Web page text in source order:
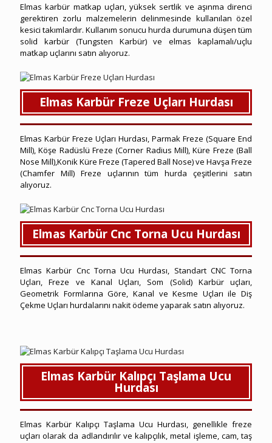
Elmas karbür matkap uçları, yüksek sertlik ve aşınma direnci
gerektiren zorlu malzemelerin delinmesinde kullanılan özel
kesici takımlardır. Kullanım sonucu hurda durumuna düşen tüm
solid karbür (Tungsten Karbür) ve elmas kaplamalı/uçlu
matkap uçlarını satın alıyoruz.
Elmas Karbür Freze Uçları Hurdası
Elmas Karbür Freze Uçları Hurdası, Parmak Freze (Square End
Mill), Köşe Radüslü Freze (Corner Radius Mill), Küre Freze (Ball
Nose Mill),Konik Küre Freze (Tapered Ball Nose) ve Havşa Freze
(Chamfer Mill) Freze uçlarının tüm hurda çeşitlerini satın
alıyoruz.
Elmas Karbür Cnc Torna Ucu Hurdası
Elmas Karbür Cnc Torna Ucu Hurdası, Standart CNC Torna
Uçları, Freze ve Kanal Uçları, Som (Solid) Karbür uçları,
Geometrik Formlarına Göre, Kanal ve Kesme Uçları ile Diş
Çekme Uçları hurdalarını nakit ödeme yaparak satın alıyoruz.
Elmas Karbür Kalıpçı Taşlama Ucu
Hurdası
Elmas Karbür Kalıpçı Taşlama Ucu Hurdası, genellikle freze
uçları olarak da adlandırılır ve kalıpçılık, metal işleme, cam, taş